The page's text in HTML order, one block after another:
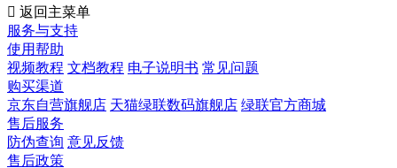
 返回主菜单
服务与支持
使用帮助
视频教程 文档教程 电子说明书 常见问题
购买渠道
京东自营旗舰店 天猫绿联数码旗舰店 绿联官方商城
售后服务
防伪查询 意见反馈
售后政策